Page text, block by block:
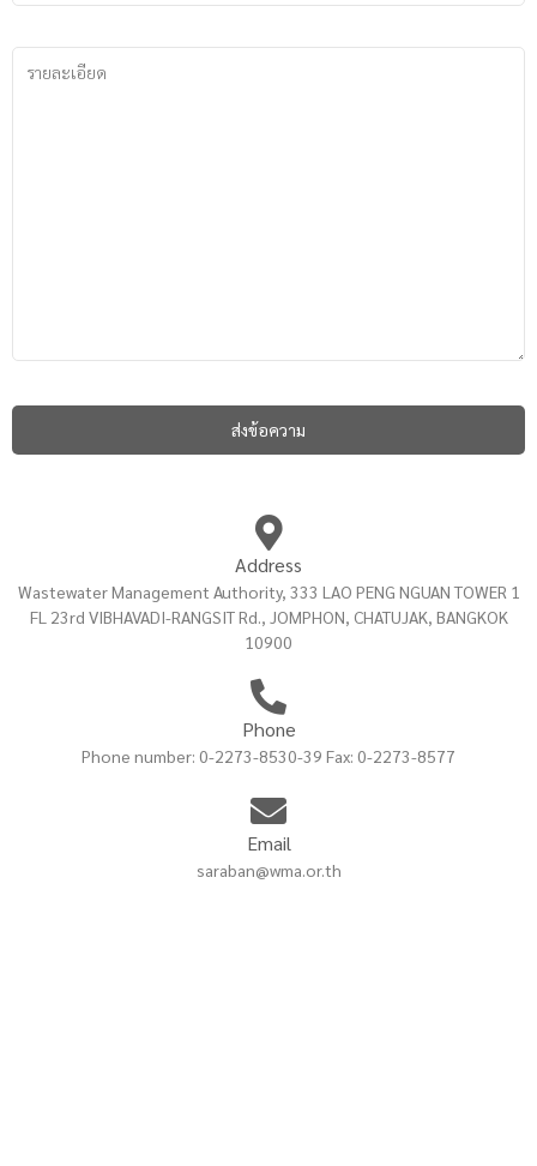
Address
Wastewater Management Authority, 333 LAO PENG NGUAN TOWER 1
FL 23rd VIBHAVADI-RANGSIT Rd., JOMPHON, CHATUJAK, BANGKOK
10900
Phone
Phone number: 0-2273-8530-39 Fax: 0-2273-8577
Email
saraban@wma.or.th